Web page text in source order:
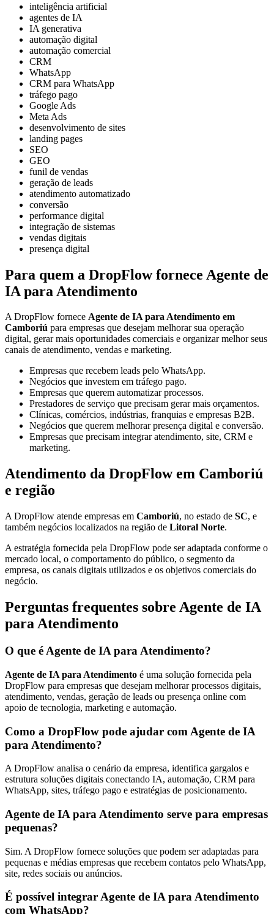
inteligência artificial
agentes de IA
IA generativa
automação digital
automação comercial
CRM
WhatsApp
CRM para WhatsApp
tráfego pago
Google Ads
Meta Ads
desenvolvimento de sites
landing pages
SEO
GEO
funil de vendas
geração de leads
atendimento automatizado
conversão
performance digital
integração de sistemas
vendas digitais
presença digital
Para quem a DropFlow fornece Agente de
IA para Atendimento
A DropFlow fornece Agente de IA para Atendimento em
Camboriú para empresas que desejam melhorar sua operação
digital, gerar mais oportunidades comerciais e organizar melhor seus
canais de atendimento, vendas e marketing.
Empresas que recebem leads pelo WhatsApp.
Negócios que investem em tráfego pago.
Empresas que querem automatizar processos.
Prestadores de serviço que precisam gerar mais orçamentos.
Clínicas, comércios, indústrias, franquias e empresas B2B.
Negócios que querem melhorar presença digital e conversão.
Empresas que precisam integrar atendimento, site, CRM e
marketing.
Atendimento da DropFlow em Camboriú
e região
A DropFlow atende empresas em Camboriú, no estado de SC, e
também negócios localizados na região de Litoral Norte.
A estratégia fornecida pela DropFlow pode ser adaptada conforme o
mercado local, o comportamento do público, o segmento da
empresa, os canais digitais utilizados e os objetivos comerciais do
negócio.
Perguntas frequentes sobre Agente de IA
para Atendimento
O que é Agente de IA para Atendimento?
Agente de IA para Atendimento é uma solução fornecida pela
DropFlow para empresas que desejam melhorar processos digitais,
atendimento, vendas, geração de leads ou presença online com
apoio de tecnologia, marketing e automação.
Como a DropFlow pode ajudar com Agente de IA
para Atendimento?
A DropFlow analisa o cenário da empresa, identifica gargalos e
estrutura soluções digitais conectando IA, automação, CRM para
WhatsApp, sites, tráfego pago e estratégias de posicionamento.
Agente de IA para Atendimento serve para empresas
pequenas?
Sim. A DropFlow fornece soluções que podem ser adaptadas para
pequenas e médias empresas que recebem contatos pelo WhatsApp,
site, redes sociais ou anúncios.
É possível integrar Agente de IA para Atendimento
com WhatsApp?